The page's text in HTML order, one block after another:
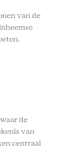
van de
de
van
centraal